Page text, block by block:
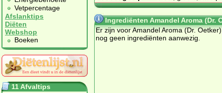
Vetpercentage
Afslanktips
Diëten
Webshop
Boeken
11 Afvaltips
Ingrediënten Amandel Aroma (Dr.
Er zijn voor Amandel Aroma (Dr. Oetker)
nog geen ingrediënten aanwezig.